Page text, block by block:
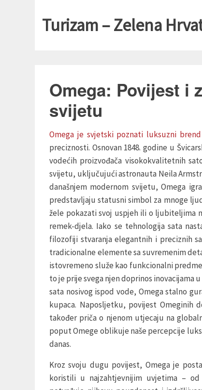
Turizam – Zelena
Omega: Povijest i
svijetu
Omega je svjetski poznati luksuzni
preciznosti. Osnovan 1848. godine u
vodećih proizvođača visokokvalitetnih
svijetu, uključujući astronauta Neila
današnjem modernom svijetu, Omega
predstavljaju statusni simbol za mnoge
žele pokazati svoj uspjeh ili o ljubiteljima
remek-djela. Iako se tehnologija sata
filozofiji stvaranja elegantnih i preciznih
tradicionalne elemente sa suvremenim
istovremeno služe kao funkcionalni
to je prije svega njen doprinos inovacijama
sata nosivog ispod vode, Omega stalno
kupaca. Naposljetku, povijest Omeginih
također priča o njenom utjecaju na
poput Omege oblikuje naše percepcije
danas.
Kroz svoju dugu povijest, Omega je
koristili u najzahtjevnijim uvjetima – od